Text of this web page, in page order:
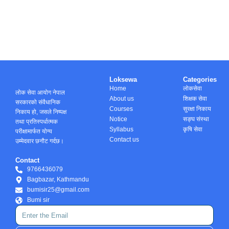
लोक सेवा आयोग नेपाल
सरकारको संवैधानिक
निकाय हो, जसले निष्पक्ष
तथा प्रतिस्पर्धात्मक
परीक्षामार्फत योग्य
उम्मेदवार छनौट गर्दछ।
Loksewa
Home
About us
Courses
Notice
Syllabus
Contact us
Categories
लोकसेवा
शिक्षक सेवा
सुरक्षा निकाय
सङ्घ संस्था
कृषि सेवा
Contact
9766436079
Bagbazar, Kathmandu
bumisir25@gmail.com
Bumi sir